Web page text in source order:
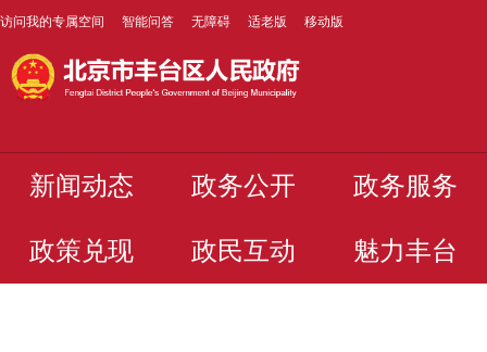
访问我的专属空间 智能问答 无障碍 适老版 移动版
新闻动态 政务公开 政务服务
政策兑现 政民互动 魅力丰台